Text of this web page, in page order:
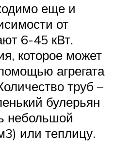
еще и
от
6-45 кВт.
которое может
агрегата
труб –
булерьян
небольшой
или теплицу.